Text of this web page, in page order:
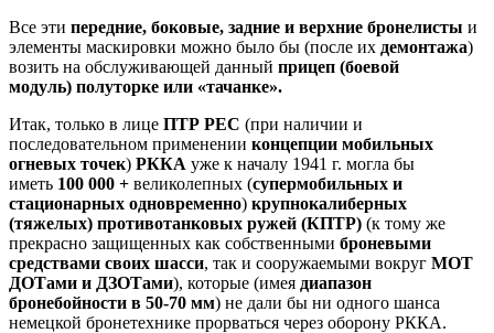
Все эти передние, боковые, задние и верхние бронелисты и
элементы маскировки можно было бы (после их демонтажа)
возить на обслуживающей данный прицеп (боевой
модуль) полуторке или «тачанке».
Итак, только в лице ПТР РЕС (при наличии и
последовательном применении концепции мобильных
огневых точек) РККА уже к началу 1941 г. могла бы
иметь 100 000 + великолепных (супермобильных и
стационарных одновременно) крупнокалиберных
(тяжелых) противотанковых ружей (КПТР) (к тому же
прекрасно защищенных как собственными броневыми
средствами своих шасси, так и сооружаемыми вокруг МОТ
ДОТами и ДЗОТами), которые (имея диапазон
бронебойности в 50-70 мм) не дали бы ни одного шанса
немецкой бронетехнике прорваться через оборону РККА.